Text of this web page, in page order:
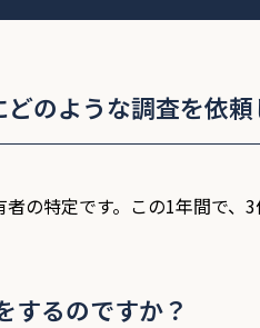
のような調査を依頼
の特定です。この1年間で、3
するのですか？